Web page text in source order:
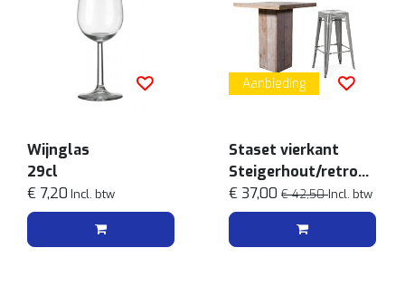
Wijnglas
29cl
€ 7,20 Incl. btw
Aanbieding
Staset vierkant
Steigerhout/retro
grijs
€ 37,00 € 42,50Incl. btw